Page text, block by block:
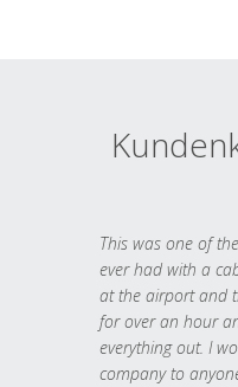
This was one of
ever had with a
at the airport and
for over an hour
everything out. I
company to